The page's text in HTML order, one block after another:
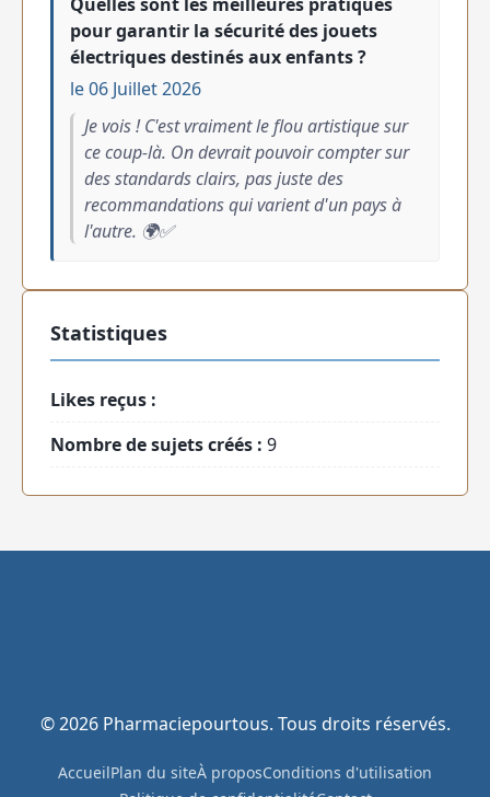
pour garantir la sécurité des jouets
électriques destinés aux enfants ?
le 06 Juillet 2026
Je vois ! C'est vraiment le flou artistique sur
ce coup-là. On devrait pouvoir compter sur
des standards clairs, pas juste des
recommandations qui varient d'un pays à
l'autre. 🌍✅
Statistiques
Likes reçus :
Nombre de sujets créés : 9
© 2026 Pharmaciepourtous. Tous droits réservés.
AccueilPlan du siteÀ proposConditions d'utilisation